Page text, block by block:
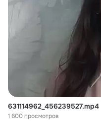
631114962_456239527.mp4
1 600 просмотров